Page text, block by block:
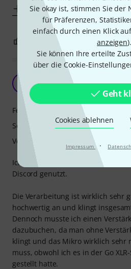
Sie okay ist, stimmen Sie der
für Präferenzen,
einfach durch einen Klick
anzeigen).
Sie können Ihre erteilte
über die Cookie-
Geht
Cookies ablehnen
Impressum ·
Mehr anzeigen
1 BEWERTUNG
Überzeugendes Mikro
AlexMK
Ich habe dieses Mikrofon
Discord genutzt.
Die Verarbeitung ist wirklich sehr
hochwertig an und klingt
Dennoch musste ich einen
dazubuchen, da man ohne
klingt und das Mikro wirklich sehr
muss, obwohl ich es in der Go
gestellt hatte.
Features
Sound
Verarbeitung